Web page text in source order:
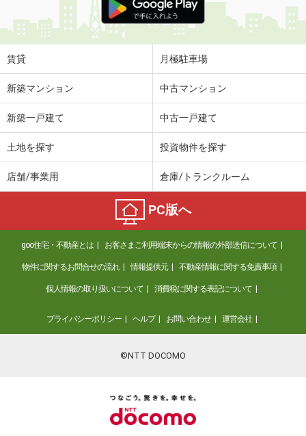
賃貸 月極駐車場
新築マンション 中古マンション
新築一戸建て 中古一戸建て
土地を探す 投資物件を探す
店舗/事業用 倉庫/トランクルーム
PC版へ
goo住宅・不動産とは お客さまご利用端末からの情報の外部送信について
物件に関するお問合せの流れ 情報提供元 不動産情報に関する免責事項
個人情報の取り扱いについて 消費税に関する表記について
プライバシーポリシー ヘルプ お問い合わせ 運営会社
©NTT DOCOMO